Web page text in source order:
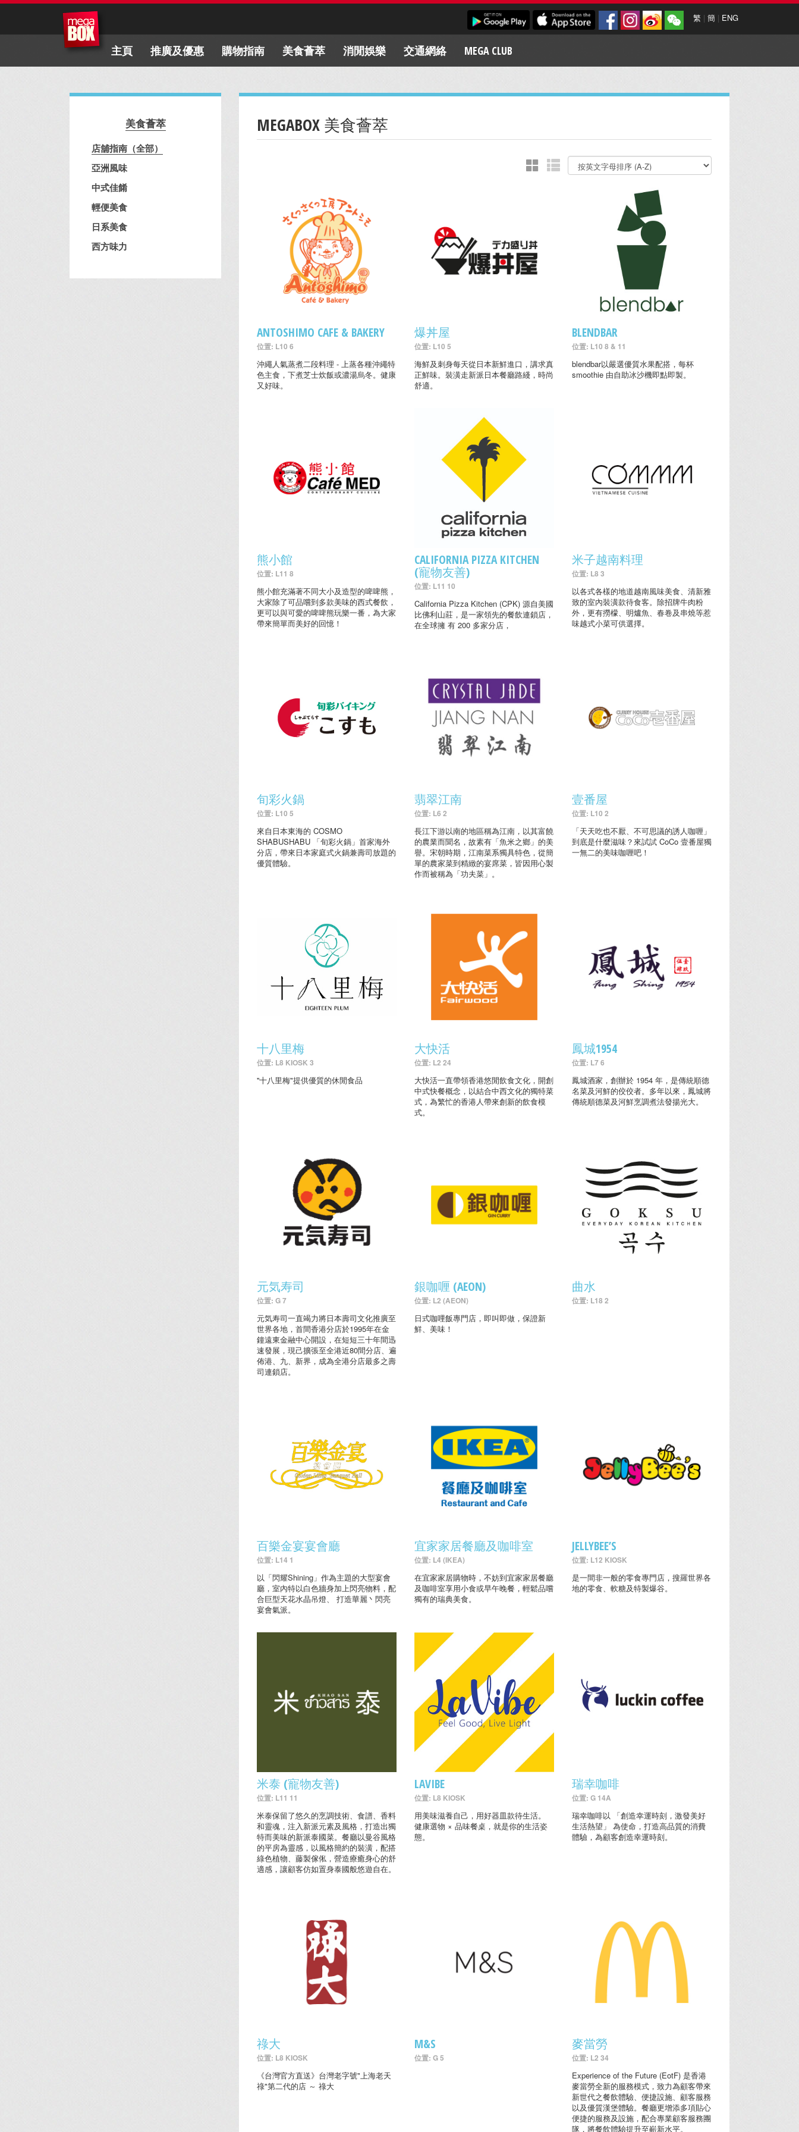
繁 | 簡 | ENG
主頁 推廣及優惠 購物指南 美食薈萃 消閒娛樂 交通網絡 MEGA CLUB
美食薈萃
店舖指南（全部）
亞洲風味
中式佳餚
輕便美食
日系美食
西方味力
MEGABOX 美食薈萃
ANTOSHIMO CAFE & BAKERY
位置: L10 6
沖繩人氣蒸煮二段料理 - 上蒸各種沖繩特
色主食，下煮芝士炊飯或濃湯烏冬。健康
又好味。
爆丼屋
位置: L10 5
海鮮及刺身每天從日本新鮮進口，講求真
正鮮味。裝潢走新派日本餐廳路綫，時尚
舒適。
BLENDBAR
位置: L10 8 & 11
blendbar以嚴選優質水果配搭，每杯
smoothie 由自助冰沙機即點即製。
熊小館
位置: L11 8
熊小館充滿著不同大小及造型的啤啤熊，
大家除了可品嚐到多款美味的西式餐飲，
更可以與可愛的啤啤熊玩樂一番，為大家
帶來簡單而美好的回憶！
CALIFORNIA PIZZA KITCHEN
(寵物友善)
位置: L11 10
California Pizza Kitchen (CPK) 源自美國
比佛利山莊，是一家領先的餐飲連鎖店，
在全球擁 有 200 多家分店，
米子越南料理
位置: L8 3
以各式各樣的地道越南風味美食、清新雅
致的室內裝潢款待食客。除招牌牛肉粉
外，更有撈檬、明爐魚、春卷及串燒等惹
味越式小菜可供選擇。
旬彩火鍋
位置: L10 5
來自日本東海的 COSMO
SHABUSHABU 「旬彩火鍋」首家海外
分店，帶來日本家庭式火鍋兼壽司放題的
優質體驗。
翡翠江南
位置: L6 2
長江下游以南的地區稱為江南，以其富饒
的農業而聞名，故素有「魚米之鄉」的美
譽。宋朝時期，江南菜系獨具特色，從簡
單的農家菜到精緻的宴席菜，皆因用心製
作而被稱為「功夫菜」。
壹番屋
位置: L10 2
「天天吃也不厭、不可思議的誘人咖喱」
到底是什麼滋味？來試試 CoCo 壹番屋獨
一無二的美味咖喱吧！
十八里梅
位置: L8 KIOSK 3
''十八里梅"提供優質的休閒食品
大快活
位置: L2 24
大快活一直帶領香港悠閒飲食文化，開創
中式快餐概念，以結合中西文化的獨特菜
式，為繁忙的香港人帶來創新的飲食模
式。
鳳城1954
位置: L7 6
鳳城酒家，創辦於 1954 年，是傳統順德
名菜及河鮮的佼佼者。多年以來，鳳城將
傳統順德菜及河鮮烹調煮法發揚光大。
元気寿司
位置: G 7
元気寿司一直竭力將日本壽司文化推廣至
世界各地，首間香港分店於1995年在金
鐘遠東金融中心開設，在短短三十年間迅
速發展，現己擴張至全港近80間分店、遍
佈港、九、新界，成為全港分店最多之壽
司連鎖店。
銀咖喱 (AEON)
位置: L2 (AEON)
日式咖哩飯專門店，即叫即做，保證新
鮮、美味！
曲水
位置: L18 2
百樂金宴宴會廳
位置: L14 1
以「閃耀Shining」作為主題的大型宴會
廳，室內特以白色牆身加上閃亮物料，配
合巨型天花水晶吊燈、 打造華麗丶閃亮
宴會氣派。
宜家家居餐廳及咖啡室
位置: L4 (IKEA)
在宜家家居購物時，不妨到宜家家居餐廳
及咖啡室享用小食或早午晚餐，輕鬆品嚐
獨有的瑞典美食。
JELLYBEE’S
位置: L12 KIOSK
是一間非一般的零食專門店，搜羅世界各
地的零食、軟糖及特製爆谷。
米泰 (寵物友善)
位置: L11 11
米泰保留了悠久的烹調技術、食譜、香料
和靈魂，注入新派元素及風格，打造出獨
特而美味的新派泰國菜。餐廳以曼谷風格
的平房為靈感，以風格簡約的裝潢，配搭
綠色植物、藤製傢俬，營造療癒身心的舒
適感，讓顧客仿如置身泰國般悠遊自在。
LAVIBE
位置: L8 KIOSK
用美味滋養自己，用好器皿款待生活。
健康選物 × 品味餐桌，就是你的生活姿
態。
瑞幸咖啡
位置: G 14A
瑞幸咖啡以 「創造幸運時刻，激發美好
生活熱望」 為使命，打造高品質的消費
體驗，為顧客創造幸運時刻。
祿大
位置: L8 KIOSK
《台灣官方直送》台灣老字號"上海老天
祿"第二代的店 ～ 祿大
M&S
位置: G 5
麥當勞
位置: L2 34
Experience of the Future (EotF) 是香港
麥當勞全新的服務模式，致力為顧客帶來
新世代之餐飲體驗、便捷設施、顧客服務
以及優質漢堡體驗。餐廳更增添多項貼心
便捷的服務及設施，配合專業顧客服務團
隊，將餐飲體驗提升至嶄新水平。